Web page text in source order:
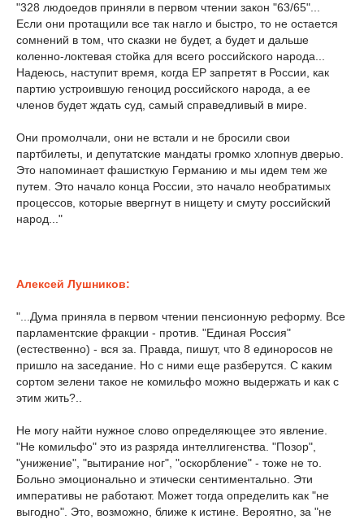
"328 людоедов приняли в первом чтении закон "63/65"...
Если они протащили все так нагло и быстро, то не остается
сомнений в том, что сказки не будет, а будет и дальше
коленно-локтевая стойка для всего российского народа...
Надеюсь, наступит время, когда ЕР запретят в России, как
партию устроившую геноцид российского народа, а ее
членов будет ждать суд, самый справедливый в мире.
Они промолчали, они не встали и не бросили свои
партбилеты, и депутатские мандаты громко хлопнув дверью.
Это напоминает фашисткую Германию и мы идем тем же
путем. Это начало конца России, это начало необратимых
процессов, которые ввергнут в нищету и смуту российский
народ..."
Алексей Лушников:
"...Дума приняла в первом чтении пенсионную реформу. Все
парламентские фракции - против. "Единая Россия"
(естественно) - вся за. Правда, пишут, что 8 единоросов не
пришло на заседание. Но с ними еще разберутся. С каким
сортом зелени такое не комильфо можно выдержать и как с
этим жить?..
Не могу найти нужное слово определяющее это явление.
"Не комильфо" это из разряда интеллигенства. "Позор",
"унижение", "вытирание ног", "оскорбление" - тоже не то.
Больно эмоционально и этически сентиментально. Эти
императивы не работают. Может тогда определить как "не
выгодно". Это, возможно, ближе к истине. Вероятно, за "не